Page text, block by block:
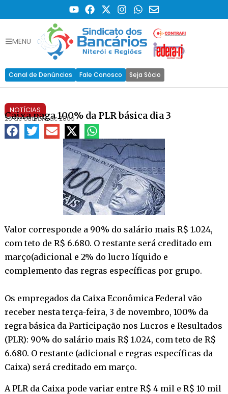
MENU
Canal de Denúncias Fale Conosco Seja Sócio
NOTÍCIAS
Caixa paga 100% da PLR básica dia 3
26 de outubro de 2009
Valor corresponde a 90% do salário mais R$ 1.024,
com teto de R$ 6.680. O restante será creditado em
março(adicional e 2% do lucro líquido e
complemento das regras específicas por grupo.
Os empregados da Caixa Econômica Federal vão
receber nesta terça-feira, 3 de novembro, 100% da
regra básica da Participação nos Lucros e Resultados
(PLR): 90% do salário mais R$ 1.024, com teto de R$
6.680. O restante (adicional e regras específicas da
Caixa) será creditado em março.
A PLR da Caixa pode variar entre R$ 4 mil e R$ 10 mil